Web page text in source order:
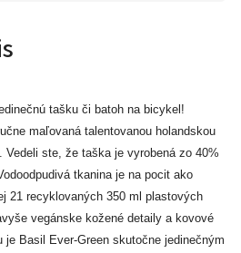
tašku či batoh na bicykel!
maľovaná talentovanou holandskou
Vedeli ste, že taška je vyrobená zo 40%
tkanina je na pocit ako
21 recyklovaných 350 ml plastových
vegánske kožené detaily a kovové
Basil Ever-Green skutočne jedinečným